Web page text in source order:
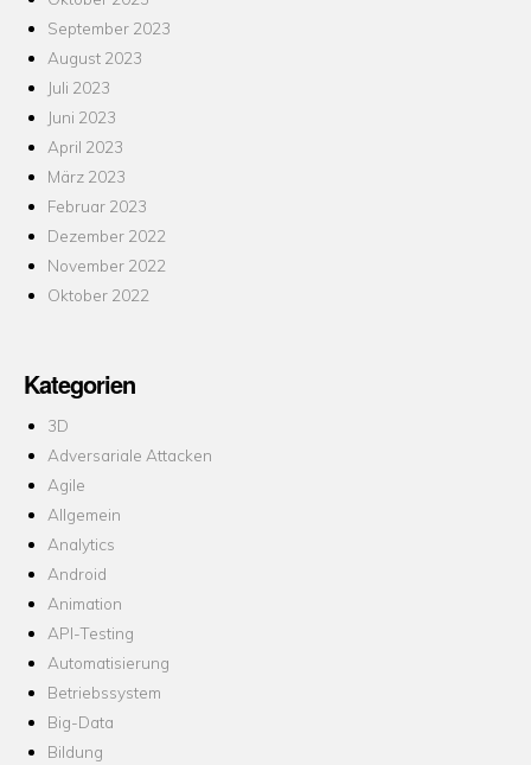
September 2023
August 2023
Juli 2023
Juni 2023
April 2023
März 2023
Februar 2023
Dezember 2022
November 2022
Oktober 2022
Kategorien
3D
Adversariale Attacken
Agile
Allgemein
Analytics
Android
Animation
API-Testing
Automatisierung
Betriebssystem
Big-Data
Bildung